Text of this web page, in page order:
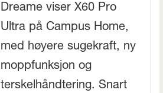
Dreame viser X60 Pro
Ultra på Campus Home,
med høyere sugekraft, ny
moppfunksjon og
terskelhåndtering. Snart